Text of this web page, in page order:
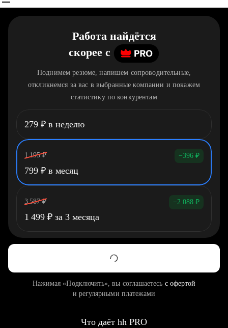
Работа найдётся
скорее c
Поднимем резюме, напишем сопроводительные,
откликнемся за вас в выбранные компании и покажем
статистику по конкурентам
279 ₽ в неделю
1 195 ₽ −396 ₽
799 ₽ в месяц
3 587 ₽ −2 088 ₽
1 499 ₽ за 3 месяца
Нажимая «Подключить», вы соглашаетесь с офертой
и регулярными платежами
Что даёт hh PRO